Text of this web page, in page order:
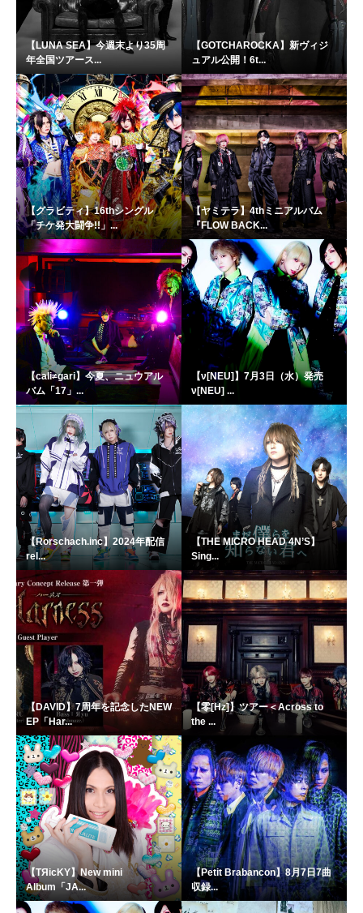
【LUNA SEA】今週末より35周
年全国ツアース...
【GOTCHAROCKA】新ヴィジ
ュアル公開！6t...
【グラビティ】16thシングル
「チケ発大闘争!!」...
【ヤミテラ】4thミニアルバム
『FLOW BACK...
【cali≠gari】今夏、ニュウアル
バム「17」...
【ν[NEU]】7月3日（水）発売
ν[NEU] ...
【Rorschach.inc】2024年配信
rel...
【THE MICRO HEAD 4N’S】
Sing...
【DAVID】7周年を記念したNEW
EP「Har...
【零[Hz]】ツアー＜Across to
the ...
【TЯicKY】New mini
Album「JA...
【Petit Brabancon】8月7日7曲
収録...